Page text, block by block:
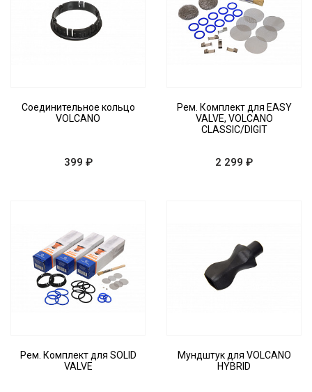
Соединительное кольцо
VOLCANO
399 ₽
Рем. Комплект для EASY
VALVE, VOLCANO
CLASSIC/DIGIT
2 299 ₽
Рем. Комплект для SOLID
VALVE
Мундштук для VOLCANO
HYBRID